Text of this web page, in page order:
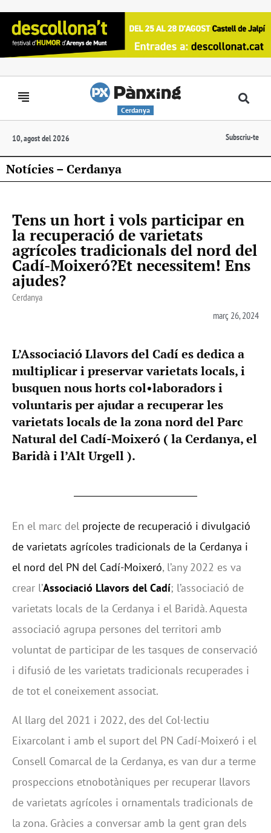
Cerdanya
10, agost del 2026 Subscriu-te
Notícies – Cerdanya
Tens un hort i vols participar en
la recuperació de varietats
agrícoles tradicionals del nord del
Cadí-Moixeró?Et necessitem! Ens
ajudes?
Cerdanya
març 26, 2024
L’Associació Llavors del Cadí es dedica a
multiplicar i preservar varietats locals, i
busquen nous horts col•laboradors i
voluntaris per ajudar a recuperar les
varietats locals de la zona nord del Parc
Natural del Cadí-Moixeró ( la Cerdanya, el
Baridà i l’Alt Urgell ).
En el marc del projecte de recuperació i divulgació
de varietats agrícoles tradicionals de la Cerdanya i
el nord del PN del Cadí-Moixeró, l’any 2022 es va
crear l’Associació Llavors del Cadí; l’associació de
varietats locals de la Cerdanya i el Baridà. Aquesta
associació agrupa persones del territori amb
voluntat de participar de les tasques de conservació
i difusió de les varietats tradicionals recuperades i
de tot el coneixement associat.
Al llarg del 2021 i 2022, des del Col·lectiu
Eixarcolant i amb el suport del PN Cadí-Moixeró i el
Consell Comarcal de la Cerdanya, es van dur a terme
prospeccions etnobotàniques per recuperar llavors
de varietats agrícoles i ornamentals tradicionals de
la zona. Gràcies a conversar amb la gent gran dels